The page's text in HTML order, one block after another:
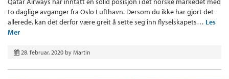
to daglige avganger fra Oslo Lufthavn. Dersom du ikke har gjort det
allerede, kan det derfor være greit å sette seg inn flyselskapets… Les
Mer
28. februar, 2020 by Martin